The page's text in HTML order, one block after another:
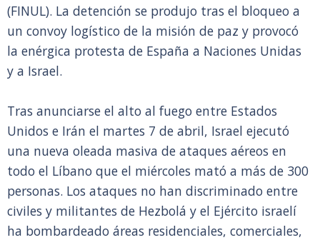
(FINUL). La detención se produjo tras el bloqueo a
un convoy logístico de la misión de paz y provocó
la enérgica protesta de España a Naciones Unidas
y a Israel.
Tras anunciarse el alto al fuego entre Estados
Unidos e Irán el martes 7 de abril, Israel ejecutó
una nueva oleada masiva de ataques aéreos en
todo el Líbano que el miércoles mató a más de 300
personas. Los ataques no han discriminado entre
civiles y militantes de Hezbolá y el Ejército israelí
ha bombardeado áreas residenciales, comerciales,